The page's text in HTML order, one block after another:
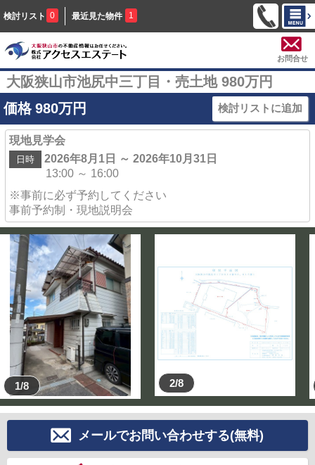
検討リスト 0 最近見た物件 1
お問合せ
大阪狭山市池尻中三丁目・売土地 980万円
価格 980万円 検討リストに追加
現地見学会
日時
2026年8月1日 ～ 2026年10月31日
13:00 ～ 16:00
※事前に必ず予約してください
事前予約制・現地説明会
1/8 2/8
メールでお問い合わせする(無料)